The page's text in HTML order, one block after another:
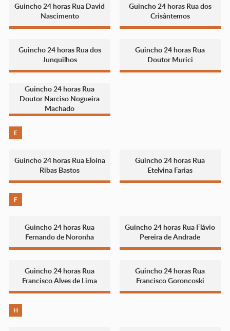
Guincho 24 horas Rua David
Nascimento
Guincho 24 horas Rua dos
Crisântemos
Guincho 24 horas Rua dos
Junquilhos
Guincho 24 horas Rua
Doutor Murici
Guincho 24 horas Rua
Doutor Narciso Nogueira
Machado
E
Guincho 24 horas Rua Eloína
Ribas Bastos
Guincho 24 horas Rua
Etelvina Farias
F
Guincho 24 horas Rua
Fernando de Noronha
Guincho 24 horas Rua Flávio
Pereira de Andrade
Guincho 24 horas Rua
Francisco Alves de Lima
Guincho 24 horas Rua
Francisco Goroncoski
H